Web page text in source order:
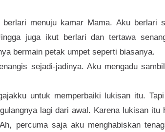
menuju kamar Mama. Aku berlari
juga ikut berlari dan tertawa
bermain petak umpet seperti biasanya.
sejadi-jadinya. Aku mengadu
untuk memperbaiki lukisan itu.
lagi dari awal. Karena lukisan itu
percuma saja aku menghabiskan